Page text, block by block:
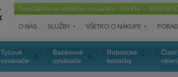
Špecialista na robotické vysávače Po-Pia - 8:00-
O NÁS SLUŽBY VŠETKO O NÁKUPE
Tyčové
vysávače
Bazénové
vysávače
Robotické
kosačky
okien